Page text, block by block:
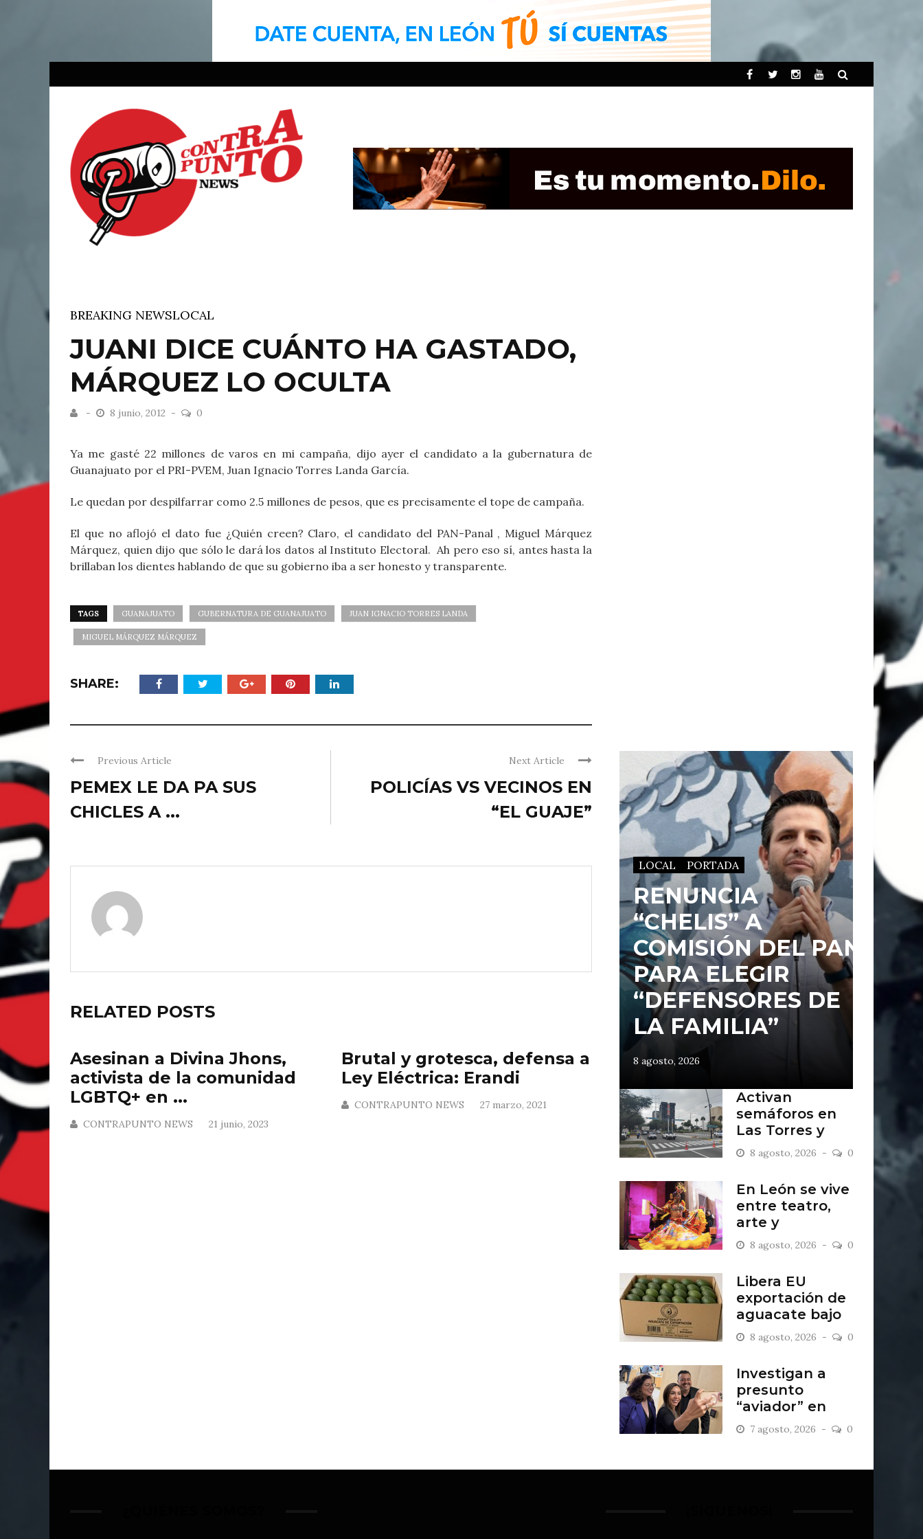
BREAKING NEWSLOCAL
JUANI DICE CUÁNTO HA GASTADO,
MÁRQUEZ LO OCULTA
8 junio, 2012 0
Ya me gasté 22 millones de varos en mi campaña, dijo ayer el candidato a la gubernatura de
Guanajuato por el PRI-PVEM, Juan Ignacio Torres Landa García.
Le quedan por despilfarrar como 2.5 millones de pesos, que es precisamente el tope de campaña.
El que no aflojó el dato fue ¿Quién creen? Claro, el candidato del PAN-Panal , Miguel Márquez
Márquez, quien dijo que sólo le dará los datos al Instituto Electoral. Ah pero eso sí, antes hasta la
brillaban los dientes hablando de que su gobierno iba a ser honesto y transparente.
TAGS GUANAJUATO GUBERNATURA DE GUANAJUATO JUAN IGNACIO TORRES LANDA
MIGUEL MÁRQUEZ MÁRQUEZ
SHARE:
Previous Article
PEMEX LE DA PA SUS
CHICLES A ...
Next Article
POLICÍAS VS VECINOS EN
“EL GUAJE”
RELATED POSTS
Asesinan a Divina Jhons,
activista de la comunidad
LGBTQ+ en ...
CONTRAPUNTO NEWS 21 junio, 2023
Brutal y grotesca, defensa a
Ley Eléctrica: Erandi
CONTRAPUNTO NEWS 27 marzo, 2021
LOCAL PORTADA
RENUNCIA
“CHELIS” A
COMISIÓN DEL PAN
PARA ELEGIR
“DEFENSORES DE
LA FAMILIA”
8 agosto, 2026
Activan
semáforos en
Las Torres y
Punta del Este
8 agosto, 2026 0
En León se vive
entre teatro,
arte y
creatividad
8 agosto, 2026 0
Libera EU
exportación de
aguacate bajo
estricto blindaje
militar
8 agosto, 2026 0
Investigan a
presunto
“aviador” en
bancada de MC
en Guanajuato
7 agosto, 2026 0